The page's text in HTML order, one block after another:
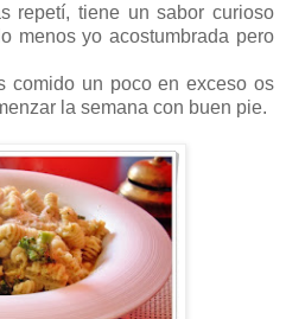
repetí, tiene un sabor curioso
menos yo acostumbrada pero
comido un poco en exceso os
la semana con buen pie.